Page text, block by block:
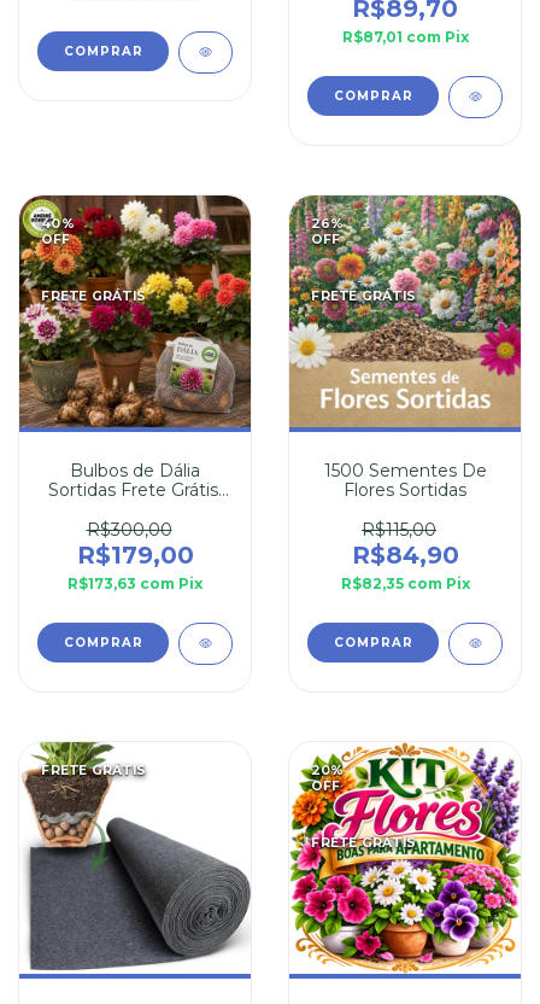
R$89,70
R$87,01 com Pix
40%
OFF
FRETE GRÁTIS
Bulbos de Dália
Sortidas Frete Grátis:
R$300,00
R$179,00
R$173,63 com Pix
26%
OFF
FRETE GRÁTIS
1500 Sementes De
Flores Sortidas
R$115,00
R$84,90
R$82,35 com Pix
FRETE GRÁTIS 20%
OFF
FRETE GRÁTIS